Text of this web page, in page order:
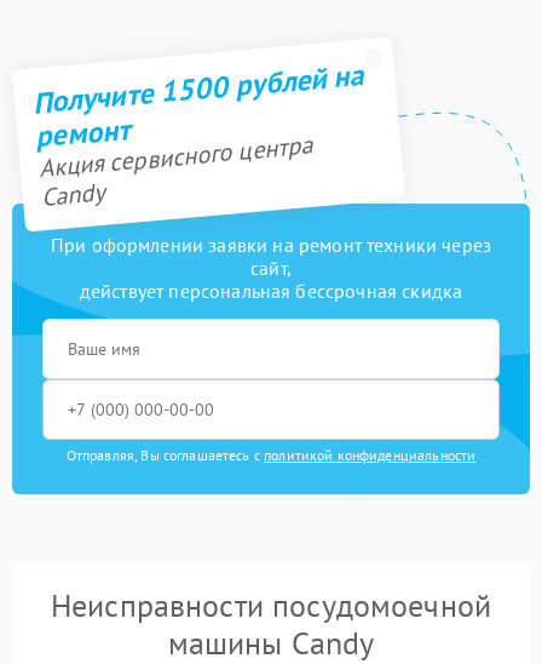
Получите 1500 рублей на
ремонт
Акция сервисного центра
Candy
При оформлении заявки на ремонт техники через
сайт,
действует персональная бессрочная скидка
Отправляя, Вы соглашаетесь с политикой конфиденциальности
Неисправности посудомоечной
машины Candy